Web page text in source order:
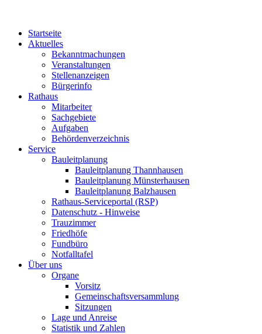
Startseite
Aktuelles
Bekanntmachungen
Veranstaltungen
Stellenanzeigen
Bürgerinfo
Rathaus
Mitarbeiter
Sachgebiete
Aufgaben
Behördenverzeichnis
Service
Bauleitplanung
Bauleitplanung Thannhausen
Bauleitplanung Münsterhausen
Bauleitplanung Balzhausen
Rathaus-Serviceportal (RSP)
Datenschutz - Hinweise
Trauzimmer
Friedhöfe
Fundbüro
Notfalltafel
Über uns
Organe
Vorsitz
Gemeinschaftsversammlung
Sitzungen
Lage und Anreise
Statistik und Zahlen